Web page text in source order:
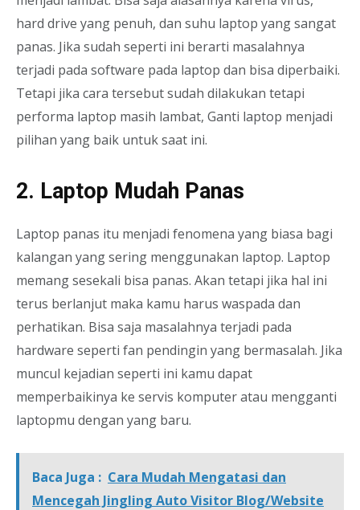
hard drive yang penuh, dan suhu laptop yang sangat
panas. Jika sudah seperti ini berarti masalahnya
terjadi pada software pada laptop dan bisa diperbaiki.
Tetapi jika cara tersebut sudah dilakukan tetapi
performa laptop masih lambat, Ganti laptop menjadi
pilihan yang baik untuk saat ini.
2. Laptop Mudah Panas
Laptop panas itu menjadi fenomena yang biasa bagi
kalangan yang sering menggunakan laptop. Laptop
memang sesekali bisa panas. Akan tetapi jika hal ini
terus berlanjut maka kamu harus waspada dan
perhatikan. Bisa saja masalahnya terjadi pada
hardware seperti fan pendingin yang bermasalah. Jika
muncul kejadian seperti ini kamu dapat
memperbaikinya ke servis komputer atau mengganti
laptopmu dengan yang baru.
Baca Juga : Cara Mudah Mengatasi dan
Mencegah Jingling Auto Visitor Blog/Website